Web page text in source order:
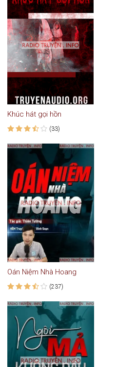
Khúc hát gọi hồn
(33)
Oán Niệm Nhà Hoang
(237)